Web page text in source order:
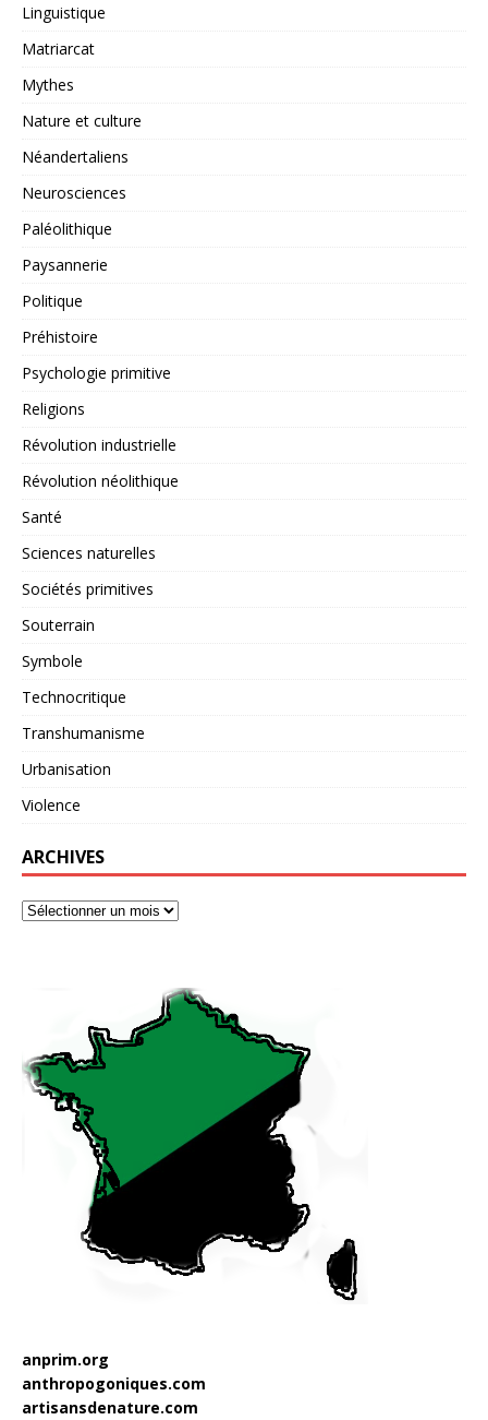
Linguistique
Matriarcat
Mythes
Nature et culture
Néandertaliens
Neurosciences
Paléolithique
Paysannerie
Politique
Préhistoire
Psychologie primitive
Religions
Révolution industrielle
Révolution néolithique
Santé
Sciences naturelles
Sociétés primitives
Souterrain
Symbole
Technocritique
Transhumanisme
Urbanisation
Violence
ARCHIVES
anprim.org
anthropogoniques.com
artisansdenature.com